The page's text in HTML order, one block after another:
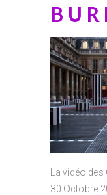
La vidéo
30 Octobre